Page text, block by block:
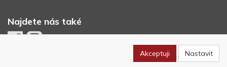
Najdete nás také
Akceptuji Nastavit